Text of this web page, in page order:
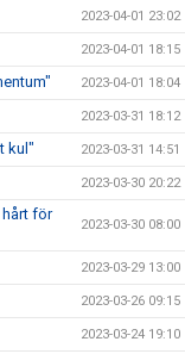
2023-04-01 23:02
2023-04-01 18:15
2023-04-01 18:04
2023-03-31 18:12
kul" 2023-03-31 14:51
2023-03-30 20:22
för
2023-03-30 08:00
2023-03-29 13:00
2023-03-26 09:15
2023-03-24 19:10